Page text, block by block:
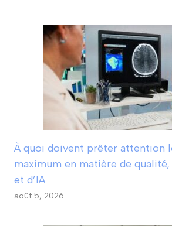
À quoi doivent prêter attention
maximum en matière de
et d’IA
août 5, 2026